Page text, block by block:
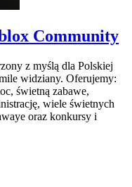
Community
z myślą dla Polskiej
widziany. Oferujemy:
świetną zabawe,
wiele świetnych
oraz konkursy i